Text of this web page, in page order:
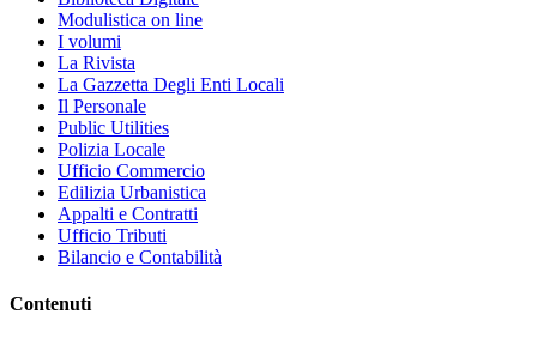
Modulistica on line
I volumi
La Rivista
La Gazzetta Degli Enti Locali
Il Personale
Public Utilities
Polizia Locale
Ufficio Commercio
Edilizia Urbanistica
Appalti e Contratti
Ufficio Tributi
Bilancio e Contabilità
Contenuti